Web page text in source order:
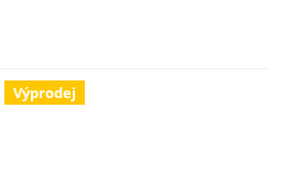
Výprodej